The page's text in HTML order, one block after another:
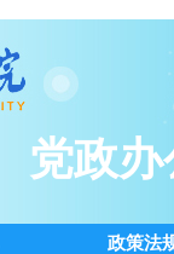
党政
政策法